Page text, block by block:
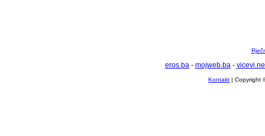
eros.ba- mojweb.ba-
Kontakt | Copyright